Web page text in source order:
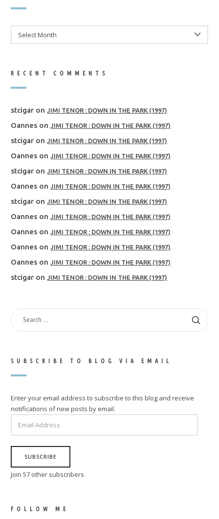
RECENT COMMENTS
stcigar onJIMI TENOR : DOWN IN THE PARK (1997)
Oannes onJIMI TENOR : DOWN IN THE PARK (1997)
stcigar onJIMI TENOR : DOWN IN THE PARK (1997)
Oannes onJIMI TENOR : DOWN IN THE PARK (1997)
stcigar onJIMI TENOR : DOWN IN THE PARK (1997)
Oannes onJIMI TENOR : DOWN IN THE PARK (1997)
stcigar onJIMI TENOR : DOWN IN THE PARK (1997)
Oannes onJIMI TENOR : DOWN IN THE PARK (1997)
Oannes onJIMI TENOR : DOWN IN THE PARK (1997)
Oannes onJIMI TENOR : DOWN IN THE PARK (1997)
Oannes onJIMI TENOR : DOWN IN THE PARK (1997)
stcigar onJIMI TENOR : DOWN IN THE PARK (1997)
SEARCH
FOR:
SUBSCRIBE TO BLOG VIA EMAIL
Enter your email address to subscribe to this blog and receive
notifications of new posts by email.
ADDRESS
SUBSCRIBE
Join 57 other subscribers
FOLLOW ME